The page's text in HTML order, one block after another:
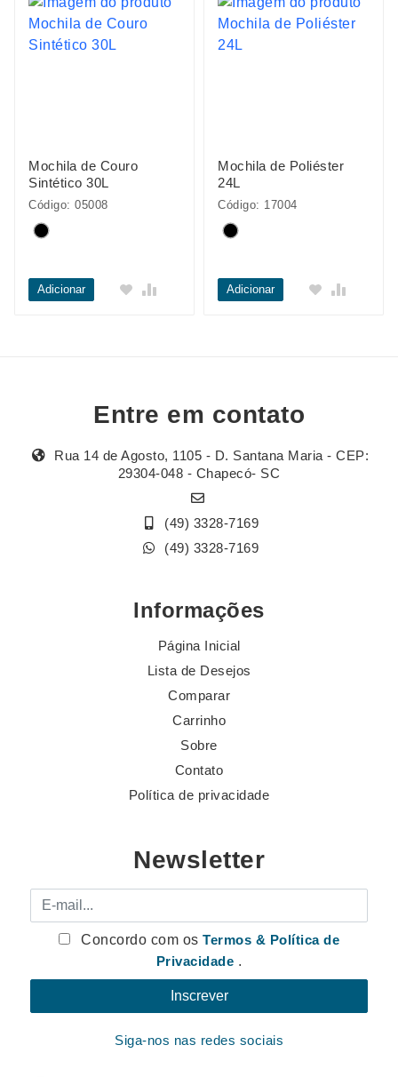
Mochila de Couro
Sintético 30L
Código: 05008
Adicionar
Mochila de Poliéster
24L
Código: 17004
Adicionar
Entre em contato
Rua 14 de Agosto, 1105 - D. Santana Maria - CEP:
29304-048 - Chapecó- SC
(49) 3328-7169
(49) 3328-7169
Informações
Página Inicial
Lista de Desejos
Comparar
Carrinho
Sobre
Contato
Política de privacidade
Newsletter
E-mail
Concordo com osTermos & Política de
Privacidade .
Siga-nos nas redes sociais